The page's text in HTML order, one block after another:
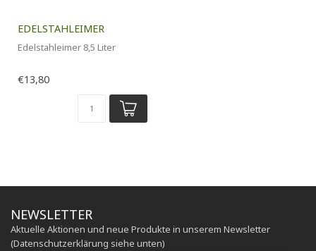
EDELSTAHLEIMER
Edelstahleimer 8,5 Liter
€13,80
NEWSLETTER
Aktuelle Aktionen und neue Produkte in unserem Newsletter
(Datenschutzerklärung siehe unten)